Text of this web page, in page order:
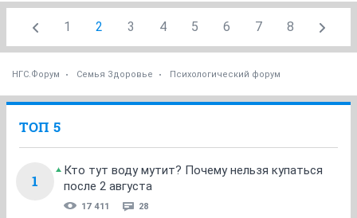
1 2 3 4 5 6 7 8
НГС.Форум Семья Здоровье Психологический форум
ТОП 5
1
Кто тут воду мутит? Почему нельзя купаться
после 2 августа
17 411 28